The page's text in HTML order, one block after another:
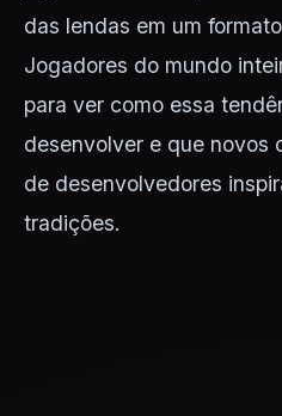
das lendas em um
Jogadores do mundo
para ver como essa
desenvolver e que novos
de desenvolvedores
tradições.